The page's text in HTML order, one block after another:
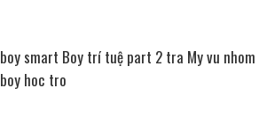
boy smart Boy trí tuệ part 2 tra My vu nhom
boy hoc tro